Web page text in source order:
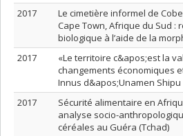
2017
Le cimetière informel de
Cape Town, Afrique du Sud :
biologique à l’aide de la
2017
«Le territoire c&apos;est la
changements économiques
Innus d&apos;Unamen Shipu
2017
Sécurité alimentaire en
analyse socio-
céréales au Guéra (Tchad)